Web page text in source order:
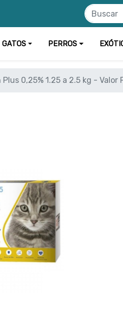
GATOS PERROS
0,25% 1.25 a 2.5 kg - Valor